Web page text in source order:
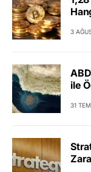
3
ile
31